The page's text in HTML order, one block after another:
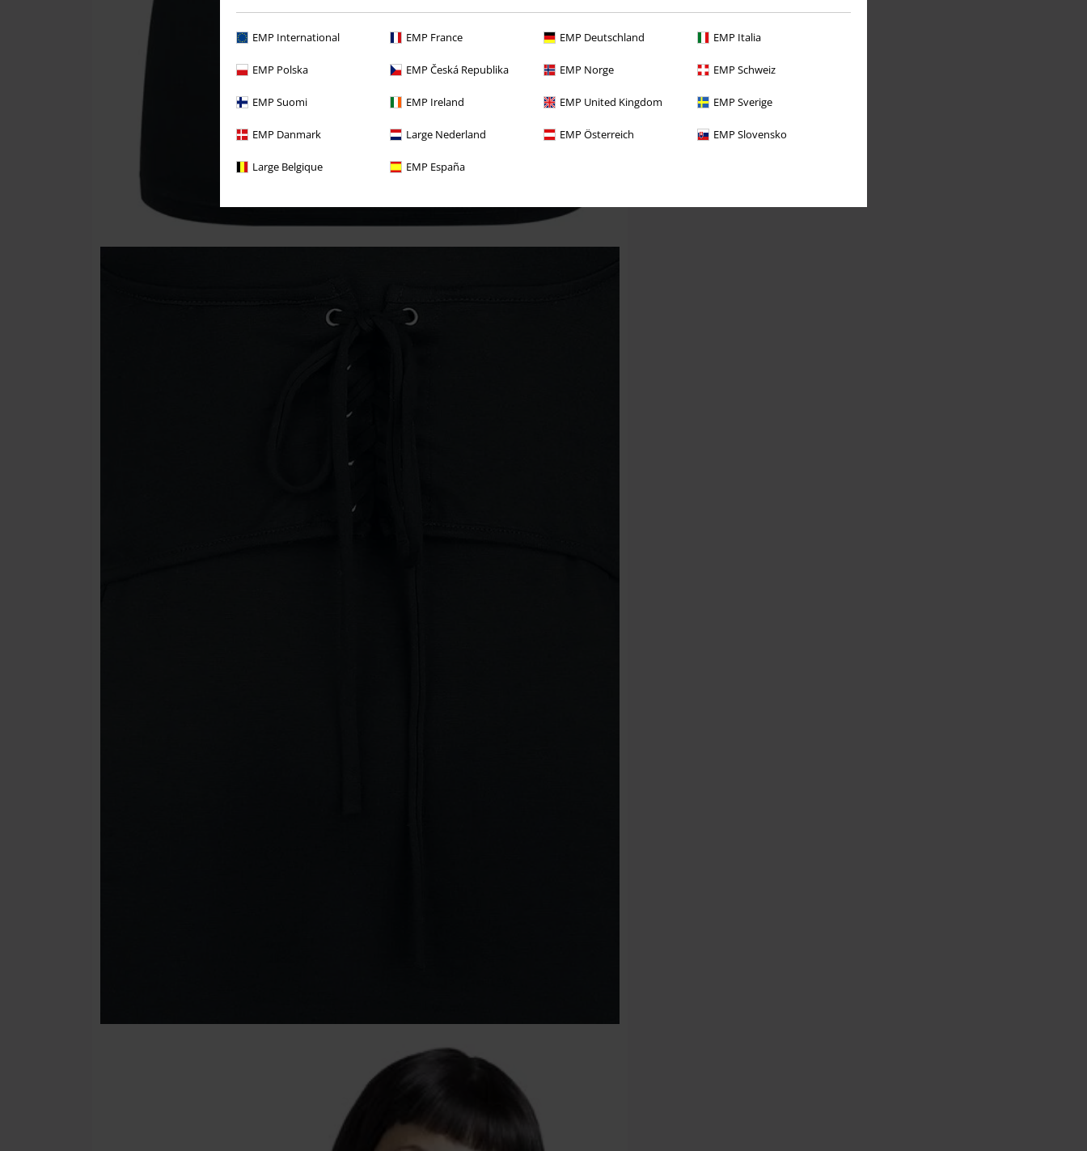
EMP International EMP France EMP Deutschland EMP Italia
EMP Polska EMP Česká Republika EMP Norge EMP Schweiz
EMP Suomi EMP Ireland EMP United Kingdom EMP Sverige
EMP Danmark Large Nederland EMP Österreich EMP Slovensko
Large Belgique EMP España